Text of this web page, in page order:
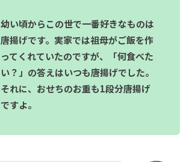
幼い頃からこの世で一番好きなものは
唐揚げです。実家では祖母がご飯を作
ってくれていたのですが、「何食べた
い？」の答えはいつも唐揚げでした。
それに、おせちのお重も1段分唐揚げ
ですよ。